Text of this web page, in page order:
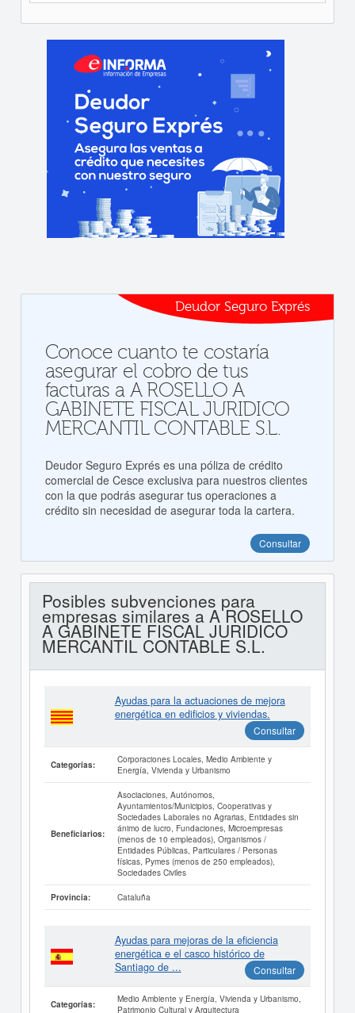
Deudor Seguro Exprés
Conoce cuanto te costaría
asegurar el cobro de tus
facturas a A ROSELLO A
GABINETE FISCAL JURIDICO
MERCANTIL CONTABLE S.L.
Deudor Seguro Exprés es una póliza de crédito
comercial de Cesce exclusiva para nuestros clientes
con la que podrás asegurar tus operaciones a
crédito sin necesidad de asegurar toda la cartera.
Consultar
Posibles subvenciones para
empresas similares a A ROSELLO
A GABINETE FISCAL JURIDICO
MERCANTIL CONTABLE S.L.
Ayudas para la actuaciones de mejora
energética en edificios y viviendas.
Consultar
Categorías:
Corporaciones Locales, Medio Ambiente y
Energía, Vivienda y Urbanismo
Beneficiarios:
Asociaciones, Autónomos,
Ayuntamientos/Municipios, Cooperativas y
Sociedades Laborales no Agrarias, Entidades sin
ánimo de lucro, Fundaciones, Microempresas
(menos de 10 empleados), Organismos /
Entidades Públicas, Particulares / Personas
físicas, Pymes (menos de 250 empleados),
Sociedades Civiles
Provincia: Cataluña
Ayudas para mejoras de la eficiencia
energética e el casco histórico de
Santiago de ...
Consultar
Categorías:
Medio Ambiente y Energía, Vivienda y Urbanismo,
Patrimonio Cultural y Arquitectura